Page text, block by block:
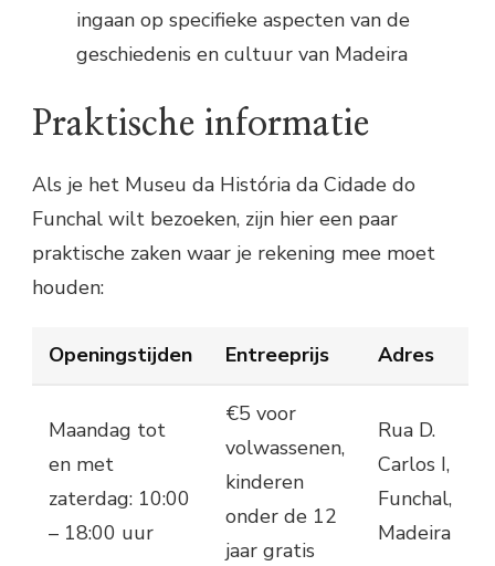
ingaan op specifieke aspecten van de
geschiedenis en cultuur van Madeira
Praktische informatie
Als je het Museu da História da Cidade do
Funchal wilt bezoeken, zijn hier een paar
praktische zaken waar je rekening mee moet
houden:
Openingstijden Entreeprijs Adres
Maandag tot
en met
zaterdag: 10:00
– 18:00 uur
€5 voor
volwassenen,
kinderen
onder de 12
jaar gratis
Rua D.
Carlos I,
Funchal,
Madeira